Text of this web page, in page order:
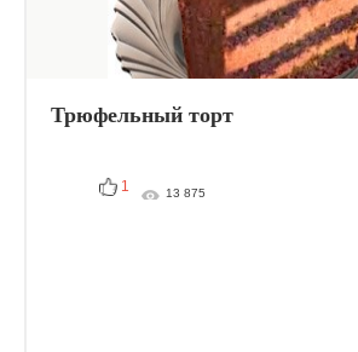
Трюфельный торт
1 13 875